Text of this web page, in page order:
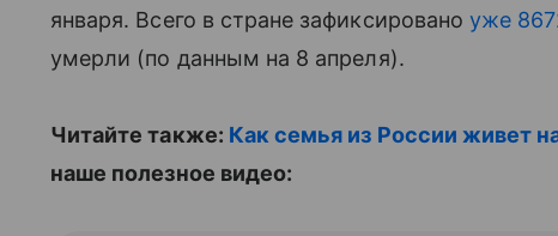
января. Всего в стране зафиксировано уже
умерли (по данным на 8 апреля).
Читайте также: Как семья из России живет
наше полезное видео: